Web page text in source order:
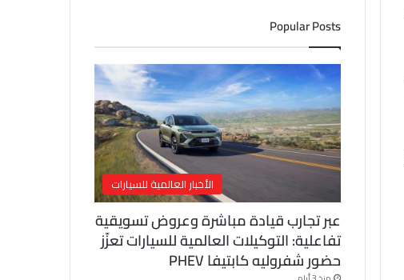
ل
ل
ت
ر
و
ن
ي
Popular Posts
الأخبار العالمية للسيارات
عبر تجارب قيادة مباشرة وعروض تسويقية
تفاعلية: التوكيلات العالمية للسيارات تعزّز
حضور شفروليه كابتيفا PHEV